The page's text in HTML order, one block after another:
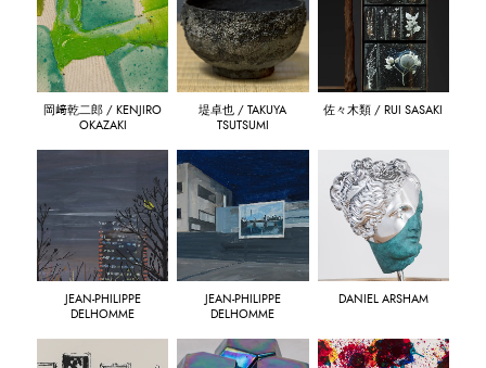
岡﨑乾二郎 / KENJIRO
OKAZAKI
堤卓也 / TAKUYA
TSUTSUMI
佐々木類 / RUI SASAKI
JEAN-PHILIPPE
DELHOMME
JEAN-PHILIPPE
DELHOMME
DANIEL ARSHAM